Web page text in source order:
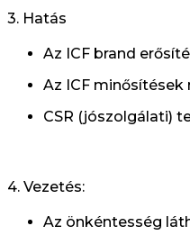
3. Hatás
Az ICF brand
Az ICF
CSR (jószolgálati)
4. Vezetés:
Az önkéntesség